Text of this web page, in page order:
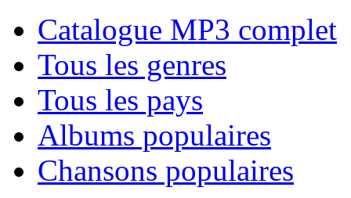
Catalogue MP3 complet
Tous les genres
Tous les pays
Albums populaires
Chansons populaires